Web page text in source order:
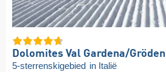
Dolomites Val Gardena/​Gröden
5-sterrenskigebied in Italië